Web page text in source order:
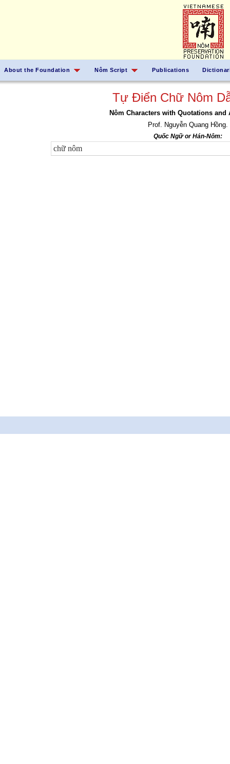
About the Foundation Nôm Script Publications
Tự Điển Chữ Nôm
Nôm Characters with Quotations and
Prof. Nguyễn Quang Hồng.
Quốc Ngữ or Hán-Nôm: